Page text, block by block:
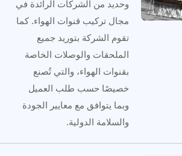
وحديد من الشركات الرائدة في
مجال تركيب قنوات الهواء. كما
تقوم الشركة بتوريد جميع
الملحقات والوصلات الخاصة
بقنوات الهواء، والتي تُصنع
خصيصًا حسب طلب العميل
وبما يتوافق مع معايير الجودة
والسلامة الدولية.